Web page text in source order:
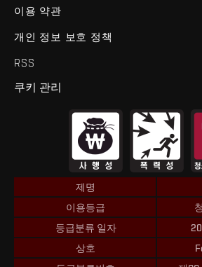
이용 약관
개인 정보 보호 정책
RSS
쿠키 관리
제명
이용등급
등급분류 일자
상호